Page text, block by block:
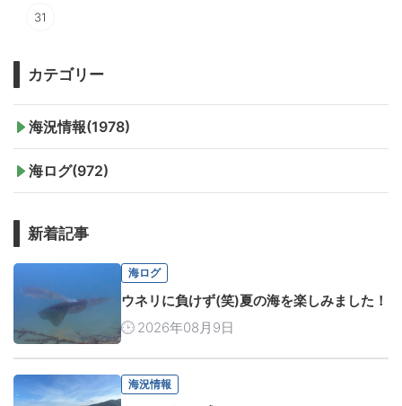
31
カテゴリー
海況情報(1978)
海ログ(972)
新着記事
海ログ
ウネリに負けず(笑)夏の海を楽しみました！
2026年08月9日
海況情報